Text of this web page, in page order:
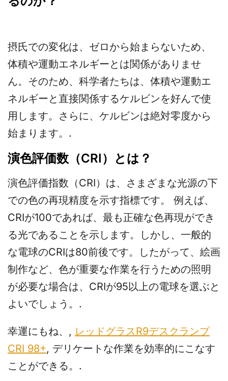
摂氏での変化は、ゼロから始まらないため、
体積や運動エネルギーとは関係がありませ
ん。そのため、科学者たちは、体積や運動エ
ネルギーと直接関係するケルビンを好んで使
用します。さらに、ケルビンは絶対零度から
始まります。.
演色評価数（CRI）とは？
演色評価指数（CRI）は、さまざまな光源の下
での色の再現精度を示す指標です。 例えば、
CRIが100であれば、最も正確な色再現ができ
る光であることを示します。しかし、一般的
な電球のCRIは80前後です。したがって、絵画
制作など、色が重要な作業を行うための照明
が必要な場合は、CRIが95以上の電球を選ぶと
よいでしょう。.
幸運にもね、, レッドグラスR9デスクランプ
CRI 98+, デリケートな作業を効率的にこなす
ことができる。.